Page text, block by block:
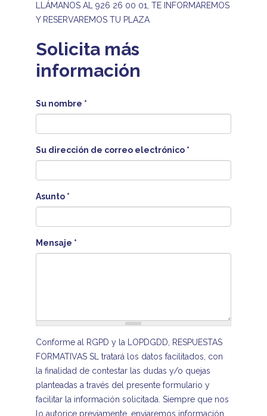
LLÁMANOS AL 926 26 00 01, TE INFORMAREMOS
Y RESERVAREMOS TU PLAZA
Solicita más
información
Su nombre *
Su dirección de correo electrónico *
Asunto *
Mensaje *
Conforme al RGPD y la LOPDGDD, RESPUESTAS
FORMATIVAS SL tratará los datos facilitados, con
la finalidad de contestar las dudas y/o quejas
planteadas a través del presente formulario y
facilitar la información solicitada. Siempre que nos
lo autorice previamente, enviaremos información